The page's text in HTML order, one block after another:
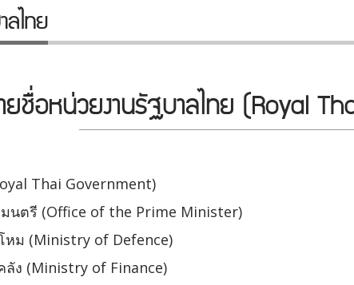
ไทย
ยชื่อหน่วยงานรัฐบาลไทย (Royal
Thai Government)
นตรี (Office of the Prime Minister)
หม (Ministry of Defence)
ลัง (Ministry of Finance)